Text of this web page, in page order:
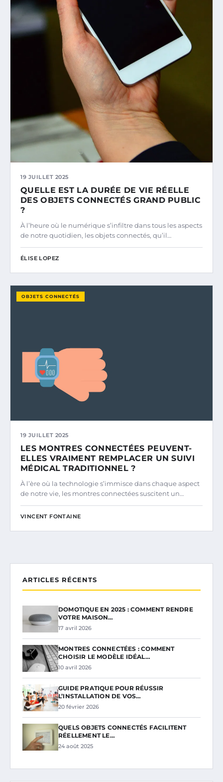
19 JUILLET 2025
QUELLE EST LA DURÉE DE VIE RÉELLE
DES OBJETS CONNECTÉS GRAND PUBLIC
?
À l’heure où le numérique s’infiltre dans tous les aspects
de notre quotidien, les objets connectés, qu’il…
ÉLISE LOPEZ
OBJETS CONNECTÉS
19 JUILLET 2025
LES MONTRES CONNECTÉES PEUVENT-
ELLES VRAIMENT REMPLACER UN SUIVI
MÉDICAL TRADITIONNEL ?
À l’ère où la technologie s’immisce dans chaque aspect
de notre vie, les montres connectées suscitent un…
VINCENT FONTAINE
ARTICLES RÉCENTS
DOMOTIQUE EN 2025 : COMMENT RENDRE
VOTRE MAISON…
17 avril 2026
MONTRES CONNECTÉES : COMMENT
CHOISIR LE MODÈLE IDÉAL…
10 avril 2026
GUIDE PRATIQUE POUR RÉUSSIR
L’INSTALLATION DE VOS…
20 février 2026
QUELS OBJETS CONNECTÉS FACILITENT
RÉELLEMENT LE…
24 août 2025